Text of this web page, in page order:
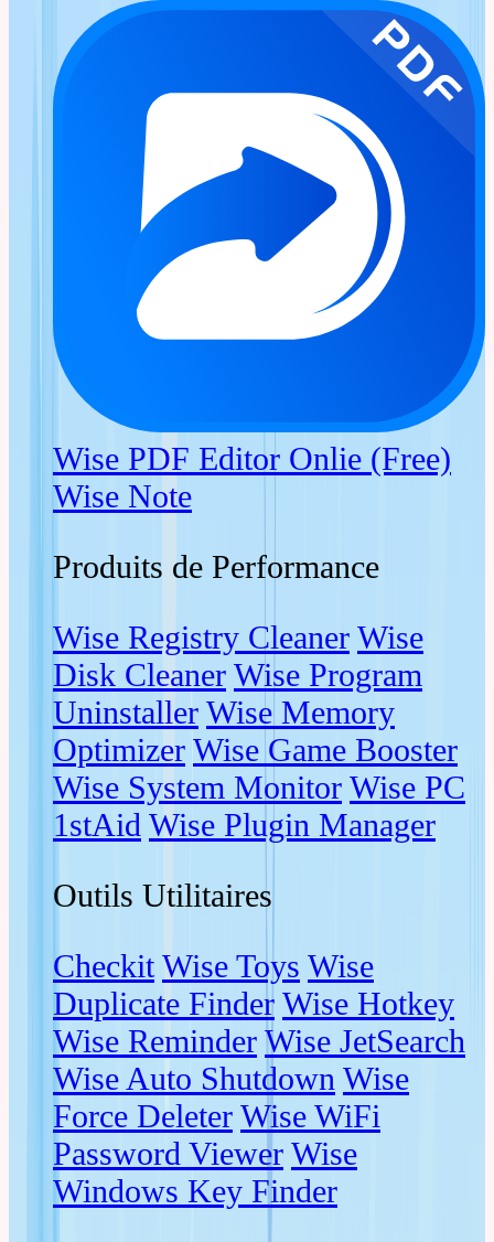
Wise PDF Editor Onlie (Free)
Wise Note
Produits de Performance
Wise Registry Cleaner Wise
Disk Cleaner Wise Program
Uninstaller Wise Memory
Optimizer Wise Game Booster
Wise System Monitor Wise PC
1stAid Wise Plugin Manager
Outils Utilitaires
Checkit Wise Toys Wise
Duplicate Finder Wise Hotkey
Wise Reminder Wise JetSearch
Wise Auto Shutdown Wise
Force Deleter Wise WiFi
Password Viewer Wise
Windows Key Finder